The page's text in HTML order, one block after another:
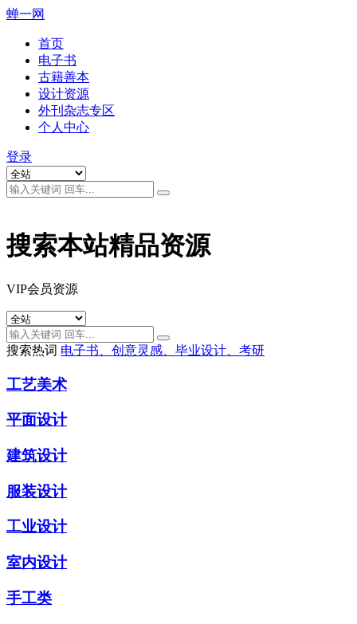
蝉一网
首页
电子书
古籍善本
设计资源
外刊杂志专区
个人中心
登录
搜索本站精品资源
VIP会员资源
搜索热词 电子书、创意灵感、毕业设计、考研
工艺美术
平面设计
建筑设计
服装设计
工业设计
室内设计
手工类